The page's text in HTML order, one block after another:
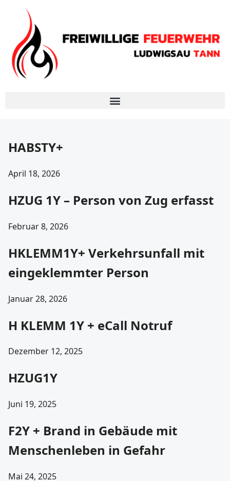
HABSTY+
April 18, 2026
HZUG 1Y – Person von Zug erfasst
Februar 8, 2026
HKLEMM1Y+ Verkehrsunfall mit
eingeklemmter Person
Januar 28, 2026
H KLEMM 1Y + eCall Notruf
Dezember 12, 2025
HZUG1Y
Juni 19, 2025
F2Y + Brand in Gebäude mit
Menschenleben in Gefahr
Mai 24, 2025